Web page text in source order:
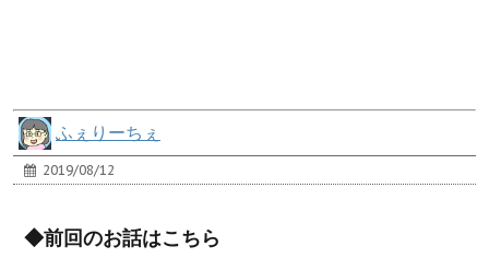
ふぇりーちぇ
2019/08/12
◆前回のお話はこちら